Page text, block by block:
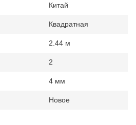
Китай
Квадратная
2.44 м
2
4 мм
Новое